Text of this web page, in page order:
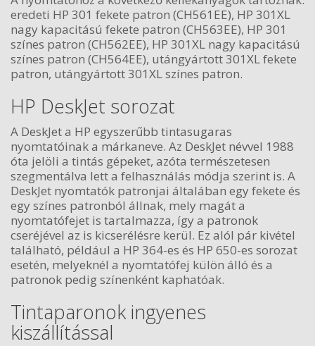
eredeti HP 301 fekete patron (CH561EE), HP 301XL
nagy kapacitású fekete patron (CH563EE), HP 301
színes patron (CH562EE), HP 301XL nagy kapacitású
színes patron (CH564EE), utángyártott 301XL fekete
patron, utángyártott 301XL színes patron.
HP DeskJet sorozat
A DeskJet a HP egyszerűbb tintasugaras
nyomtatóinak a márkaneve. Az DeskJet névvel 1988
óta jelöli a tintás gépeket, azóta természetesen
szegmentálva lett a felhasználás módja szerint is. A
DeskJet nyomtatók patronjai általában egy fekete és
egy színes patronból állnak, mely magát a
nyomtatófejet is tartalmazza, így a patronok
cseréjével az is kicserélésre kerül. Ez alól pár kivétel
található, például a HP 364-es és HP 650-es sorozat
esetén, melyeknél a nyomtatófej külön álló és a
patronok pedig színenként kaphatóak.
Tintaparonok ingyenes
kiszállítással